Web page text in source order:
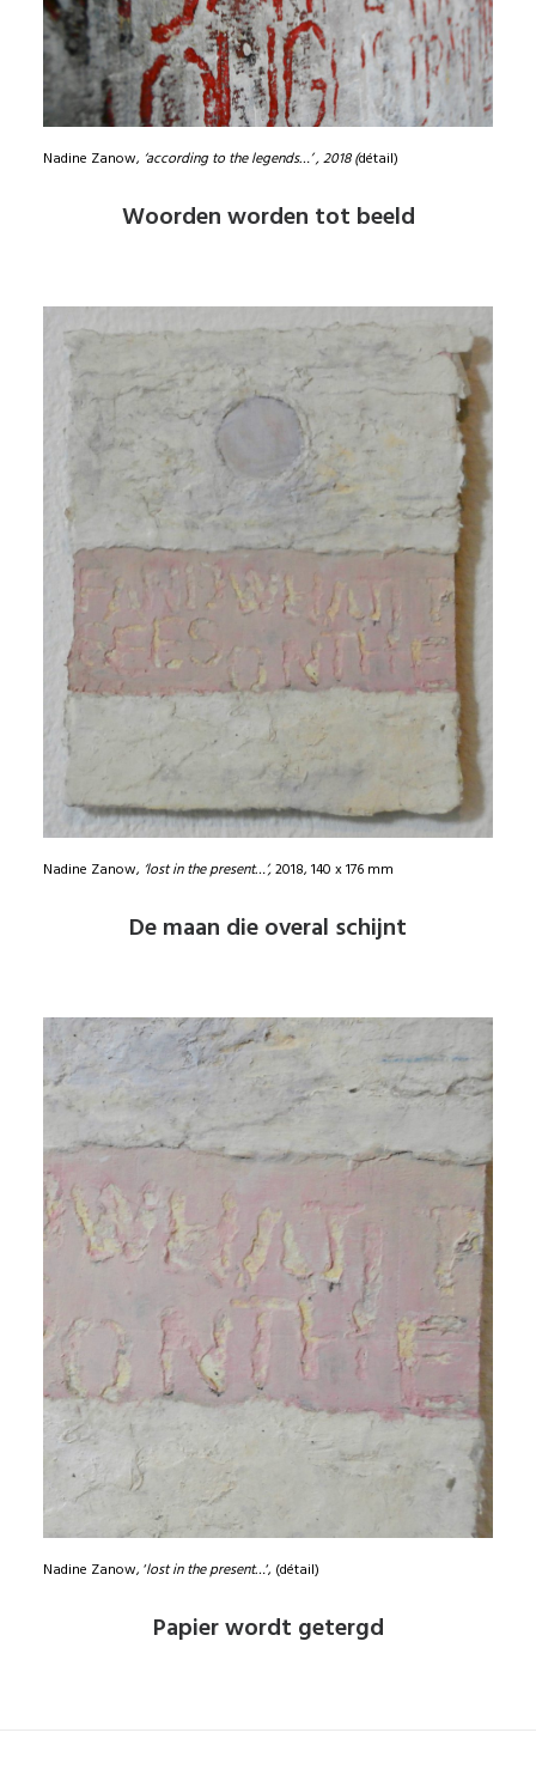
Nadine Zanow, ‘according to the legends…’ , 2018 (détail)
Woorden worden tot beeld
Nadine Zanow, ‘lost in the present…’,2018, 140 x 176 mm
De maan die overal schijnt
Nadine Zanow, ‘lost in the present…‘, (détail)
Papier wordt getergd